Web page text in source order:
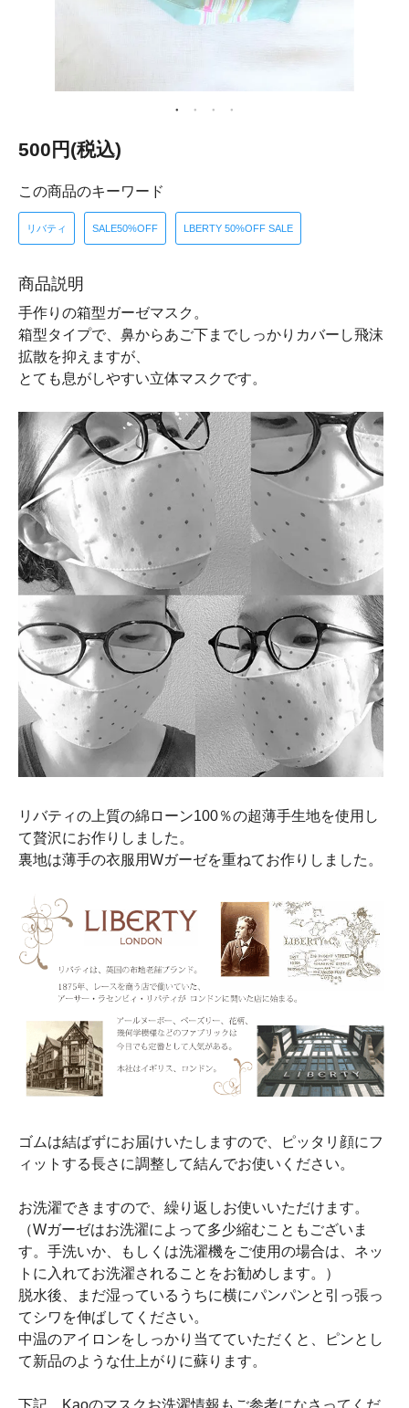
500円(税込)
この商品のキーワード
リバティ SALE50%OFF LBERTY 50%OFF SALE
商品説明
手作りの箱型ガーゼマスク。
箱型タイプで、鼻からあご下までしっかりカバーし飛沫
拡散を抑えますが、
とても息がしやすい立体マスクです。
リバティの上質の綿ローン100％の超薄手生地を使用し
て贅沢にお作りしました。
裏地は薄手の衣服用Wガーゼを重ねてお作りしました。
ゴムは結ばずにお届けいたしますので、ピッタリ顔にフ
ィットする長さに調整して結んでお使いください。
お洗濯できますので、繰り返しお使いいただけます。
（Wガーゼはお洗濯によって多少縮むこともございま
す。手洗いか、もしくは洗濯機をご使用の場合は、ネッ
トに入れてお洗濯されることをお勧めします。）
脱水後、まだ湿っているうちに横にパンパンと引っ張っ
てシワを伸ばしてください。
中温のアイロンをしっかり当てていただくと、ピンとし
て新品のような仕上がりに蘇ります。
下記、Kaoのマスクお洗濯情報もご参考になさってくだ